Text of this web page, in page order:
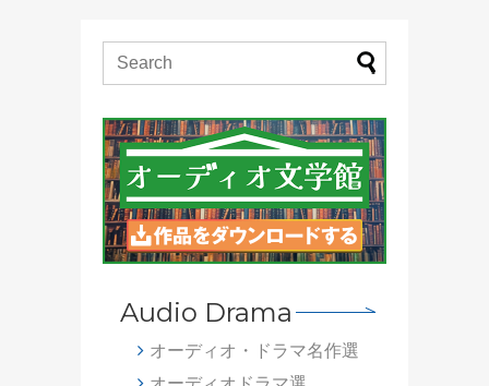
Audio Drama
オーディオ・ドラマ名作選